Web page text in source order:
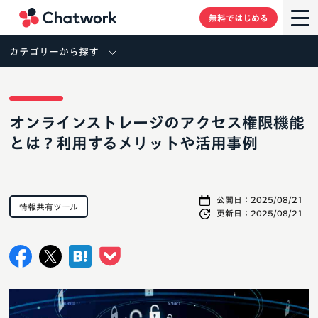
無料ではじめる
カテゴリーから探す
オンラインストレージのアクセス権限機能
とは？利用するメリットや活用事例
公開日： 2025/08/21
更新日： 2025/08/21
情報共有ツール